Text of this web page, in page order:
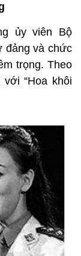
ủy viên Bộ
đảng và chức
trọng. Theo
“Hoa khôi